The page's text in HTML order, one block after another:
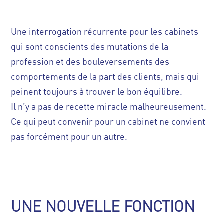
Une interrogation récurrente pour les cabinets
qui sont conscients des mutations de la
profession et des bouleversements des
comportements de la part des clients, mais qui
peinent toujours à trouver le bon équilibre.
Il n’y a pas de recette miracle malheureusement.
Ce qui peut convenir pour un cabinet ne convient
pas forcément pour un autre.
UNE NOUVELLE FONCTION